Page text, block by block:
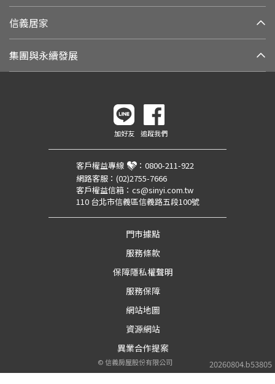
信義居家
集團與永續發展
20260804.b53805
加好友 追蹤我們
客戶權益專線 ： 0800-211-922
網路客服： (02)2755-7666
客戶權益信箱： cs@sinyi.com.tw
110 台北市信義區信義路五段100號
門市據點
服務條款
保障隱私權聲明
服務保障
網站地圖
資源網站
異業合作提案
©信義房屋股份有限公司